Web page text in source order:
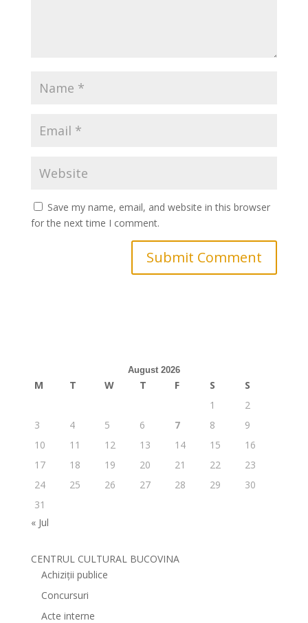
Save my name, email, and website in this browser
for the next time I comment.
August 2026
M T W T F S
S
1
2
3
4 5 6 7 8
9
10
11 12 13 14 15
16
17
18 19 20 21 22
23
24
25 26 27 28 29
30
31
« Jul
CENTRUL CULTURAL BUCOVINA
Achiziții publice
Concursuri
Acte interne